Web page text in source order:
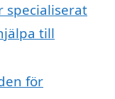
specialiserat
till
för